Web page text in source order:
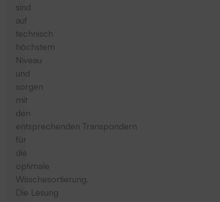
sind
auf
technisch
höchstem
Niveau
und
sorgen
mit
den
entsprechenden Transpondern
für
die
optimale
Wäschesortierung.
Die Lesung